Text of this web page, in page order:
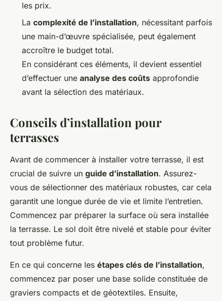
les prix.
La complexité de l’installation, nécessitant parfois
une main-d’œuvre spécialisée, peut également
accroître le budget total.
En considérant ces éléments, il devient essentiel
d’effectuer une analyse des coûts approfondie
avant la sélection des matériaux.
Conseils d’installation pour
terrasses
Avant de commencer à installer votre terrasse, il est
crucial de suivre un guide d’installation. Assurez-
vous de sélectionner des matériaux robustes, car cela
garantit une longue durée de vie et limite l’entretien.
Commencez par préparer la surface où sera installée
la terrasse. Le sol doit être nivelé et stable pour éviter
tout problème futur.
En ce qui concerne les étapes clés de l’installation,
commencez par poser une base solide constituée de
graviers compacts et de géotextiles. Ensuite,